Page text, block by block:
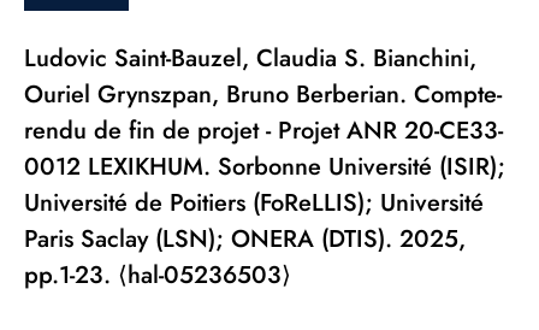
Ludovic Saint-Bauzel, Claudia S. Bianchini,
Ouriel Grynszpan, Bruno Berberian. Compte-
rendu de fin de projet - Projet ANR 20-CE33-
0012 LEXIKHUM. Sorbonne Université (ISIR);
Université de Poitiers (FoReLLIS); Université
Paris Saclay (LSN); ONERA (DTIS). 2025,
pp.1-23. ⟨hal-05236503⟩